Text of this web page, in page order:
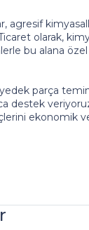
olarak,
bu alana
parça
destek
ekonomik